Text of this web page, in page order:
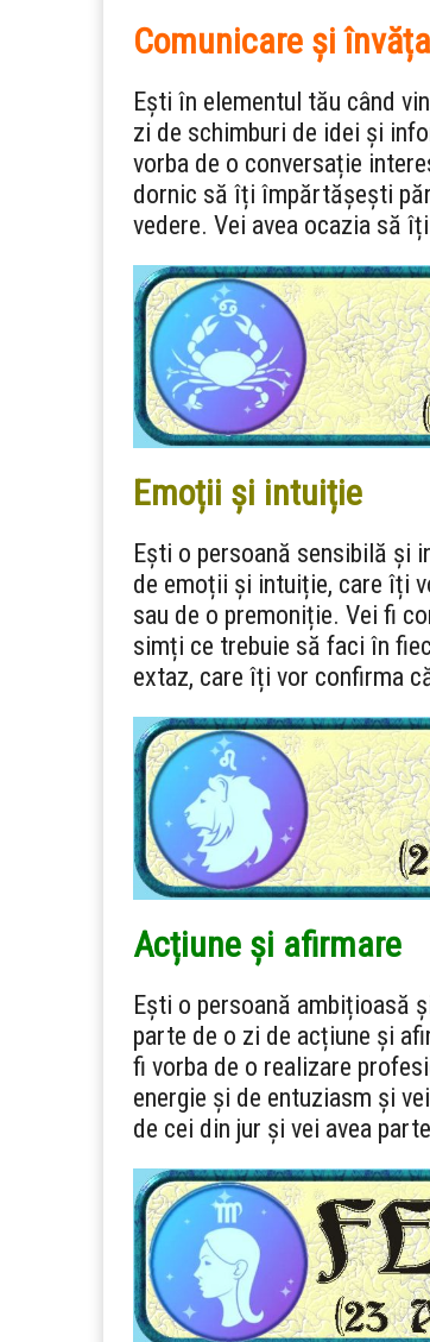
Comunicare și
Ești în elementul tău când
zi de schimburi de idei și
vorba de o conversație
dornic să îți împărtășești
vedere. Vei avea ocazia să
Emoții și intuiție
Ești o persoană sensibilă și
de emoții și intuiție, care îți
sau de o premoniție. Vei fi
simți ce trebuie să faci în
extaz, care îți vor confirma
Acțiune și afirmare
Ești o persoană ambițioasă
parte de o zi de acțiune și
fi vorba de o realizare
energie și de entuziasm și
de cei din jur și vei avea